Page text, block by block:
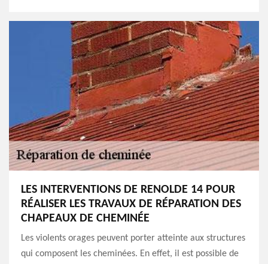
LES INTERVENTIONS DE RENOLDE 14 POUR
RÉALISER LES TRAVAUX DE RÉPARATION DES
CHAPEAUX DE CHEMINÉE
Les violents orages peuvent porter atteinte aux structures
qui composent les cheminées. En effet, il est possible de